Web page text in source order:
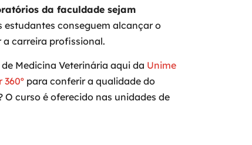
da faculdade sejam
estudantes conseguem alcançar o
a carreira profissional.
Medicina Veterinária aqui da Unime
360º para conferir a qualidade do
curso é oferecido nas unidades de